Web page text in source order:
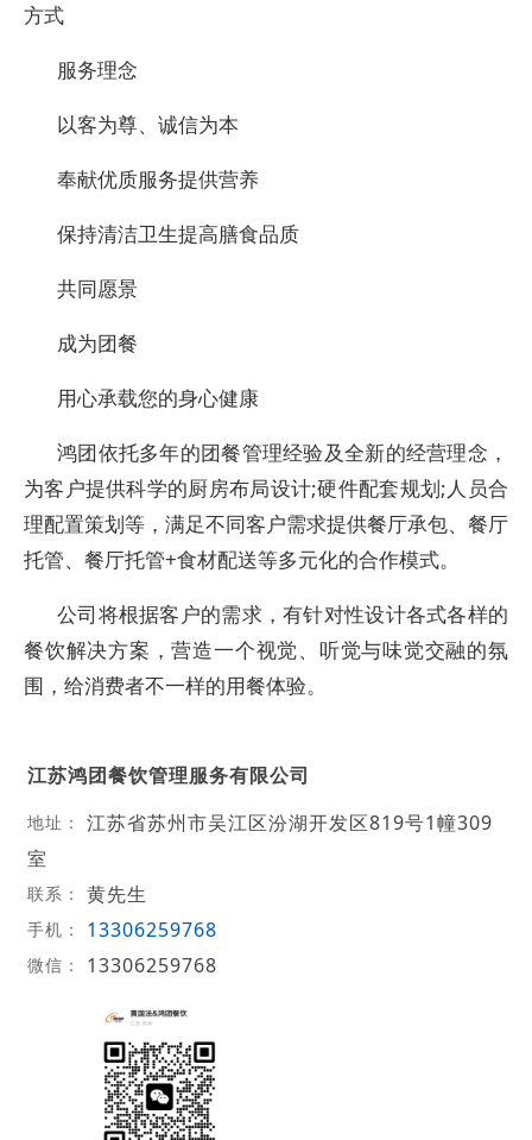
方式
服务理念
以客为尊、诚信为本
奉献优质服务提供营养
保持清洁卫生提高膳食品质
共同愿景
成为团餐
用心承载您的身心健康
鸿团依托多年的团餐管理经验及全新的经营理念，
为客户提供科学的厨房布局设计;硬件配套规划;人员合
理配置策划等，满足不同客户需求提供餐厅承包、餐厅
托管、餐厅托管+食材配送等多元化的合作模式。
公司将根据客户的需求，有针对性设计各式各样的
餐饮解决方案，营造一个视觉、听觉与味觉交融的氛
围，给消费者不一样的用餐体验。
江苏鸿团餐饮管理服务有限公司
地址：
江苏省苏州市吴江区汾湖开发区819号1幢309
室
联系： 黄先生
手机： 13306259768
微信： 13306259768